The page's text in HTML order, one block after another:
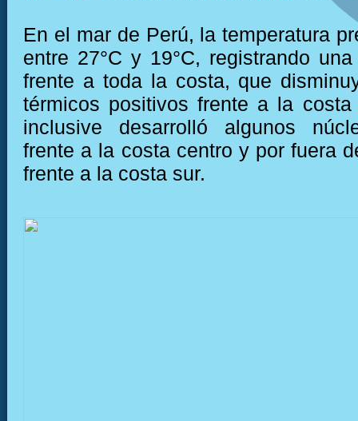
En el mar de Perú, la temperatura
entre 27°C y 19°C, registrando
frente a toda la costa, que
térmicos positivos frente a la
inclusive desarrolló algunos
frente a la costa centro y por fuera
frente a la costa sur.